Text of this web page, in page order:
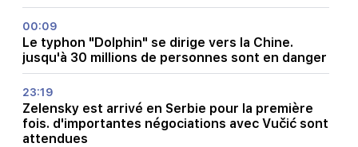
00:09
Le typhon "Dolphin" se dirige vers la Chine.
jusqu'à 30 millions de personnes sont en danger
23:19
Zelensky est arrivé en Serbie pour la première
fois. d'importantes négociations avec Vučić sont
attendues